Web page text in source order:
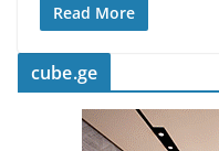
Read More
cube.ge